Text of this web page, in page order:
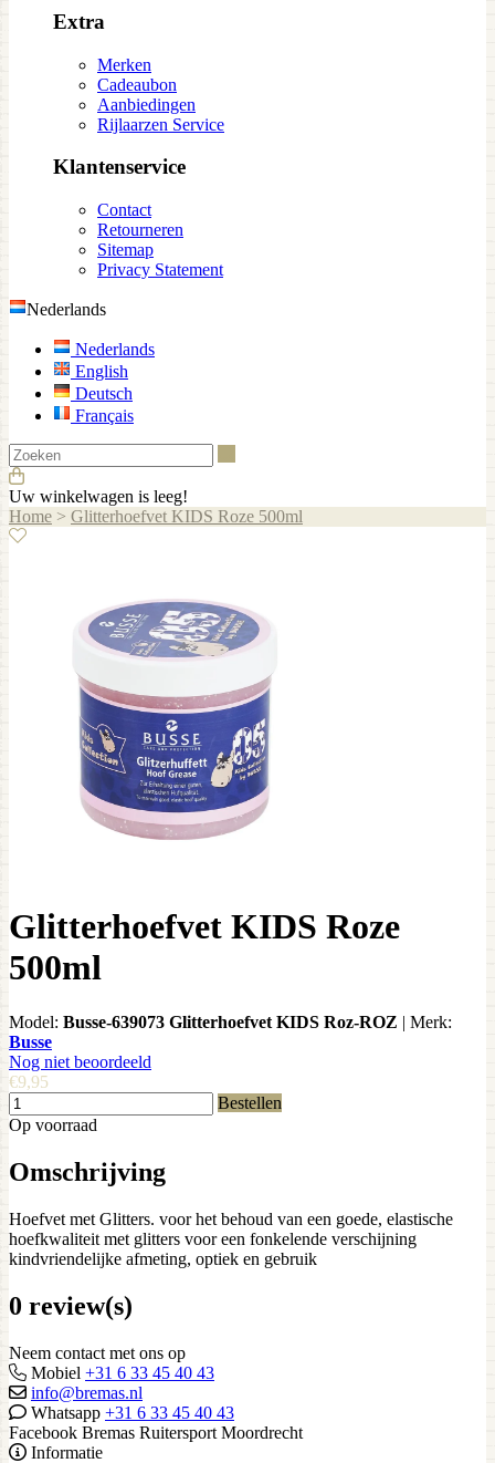
Extra
Merken
Cadeaubon
Aanbiedingen
Rijlaarzen Service
Klantenservice
Contact
Retourneren
Sitemap
Privacy Statement
Nederlands
Nederlands
English
Deutsch
Français
Uw winkelwagen is leeg!
Home > Glitterhoefvet KIDS Roze 500ml
Glitterhoefvet KIDS Roze
500ml
Model: Busse-639073 Glitterhoefvet KIDS Roz-ROZ | Merk:
Busse
Nog niet beoordeeld
€9,95
Bestellen
Op voorraad
Omschrijving
Hoefvet met Glitters. voor het behoud van een goede, elastische
hoefkwaliteit met glitters voor een fonkelende verschijning
kindvriendelijke afmeting, optiek en gebruik
0 review(s)
Neem contact met ons op
Mobiel +31 6 33 45 40 43
info@bremas.nl
Whatsapp +31 6 33 45 40 43
Facebook Bremas Ruitersport Moordrecht
Informatie